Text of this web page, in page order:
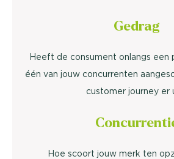
Gedrag
Heeft de consument onlangs een
één van jouw concurrenten
customer journey er
Hoe scoort jouw merk ten